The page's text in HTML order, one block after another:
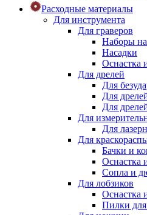
Расходные материалы
Для инструмента
Для граверов
Наборы
Насадки
Оснастка
Для дрелей
Для
Для
Для
Для
Для
Для
Бачки и
Оснастка
Сопла и
Для лобзиков
Оснастка
Пилки для